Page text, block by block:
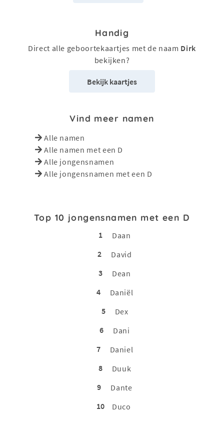
Handig
Direct alle geboortekaartjes met de naam Dirk
bekijken?
Bekijk kaartjes
Vind meer namen
Alle namen
Alle namen met een D
Alle jongensnamen
Alle jongensnamen met een D
Top 10 jongensnamen met een D
1
Daan
2
David
3
Dean
4
Daniël
5
Dex
6
Dani
7
Daniel
8
Duuk
9
Dante
10
Duco